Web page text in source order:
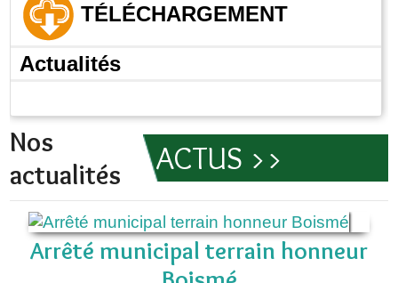
TÉLÉCHARGEMENT
Actualités
ACTUS >>
Nos
actualités
Arrêté municipal terrain honneur